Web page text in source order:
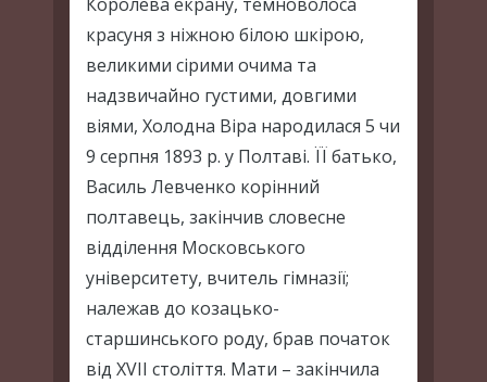
красуня з ніжною білою шкірою,
великими сірими очима та
надзвичайно густими, довгими
віями, Холодна Віра народилася 5 чи
9 серпня 1893 р. у Полтаві. ЇЇ батько,
Василь Левченко корінний
полтавець, закінчив словесне
відділення Московського
університету, вчитель гімназії;
належав до козацько-
старшинського роду, брав початок
від ХVІІ століття. Мати – закінчила